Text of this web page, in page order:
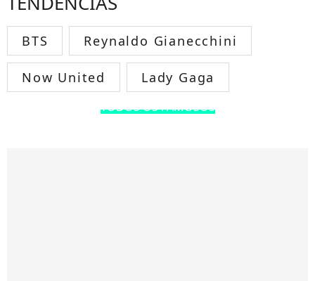
BTS Reynaldo Gianecchini
Now United Lady Gaga
TODOS OS FAMOSOS